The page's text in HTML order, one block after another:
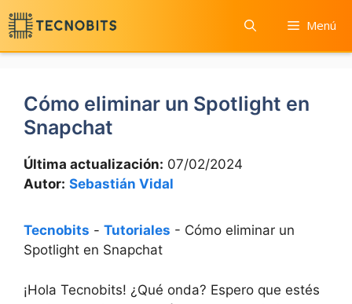
Saltar
al
contenido
Menú
Cómo eliminar un Spotlight en
Snapchat
Última actualización: 07/02/2024
Autor: Sebastián Vidal
Tecnobits - Tutoriales - Cómo eliminar un
Spotlight en Snapchat
¡Hola Tecnobits! ¿Qué onda? Espero que estés ​